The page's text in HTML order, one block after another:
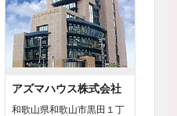
アズマハウス株式会社
和歌山県和歌山市黒田１丁